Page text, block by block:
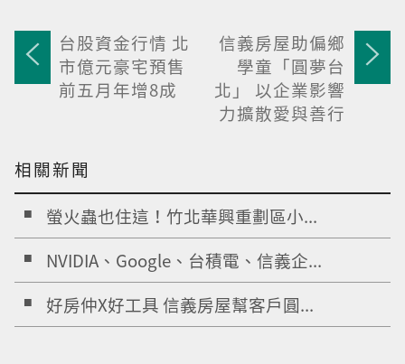
台股資金行情 北
市億元豪宅預售
前五月年增8成
信義房屋助偏鄉
學童「圓夢台
北」 以企業影響
力擴散愛與善行
相關新聞
螢火蟲也住這！竹北華興重劃區小...
NVIDIA、Google、台積電、信義企...
好房仲X好工具 信義房屋幫客戶圓...